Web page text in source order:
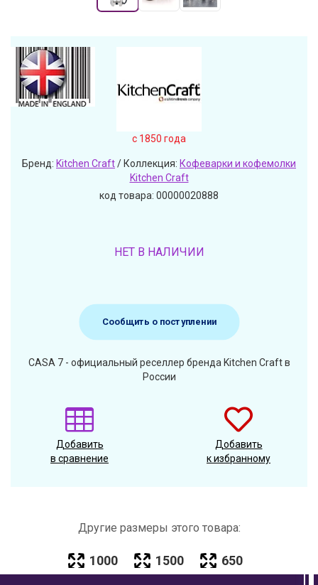
c 1850 года
Бренд: Kitchen Craft/ Коллекция: Кофеварки и кофемолки
Kitchen Craft
код товара: 00000020888
НЕТ В НАЛИЧИИ
Сообщить о поступлении
CASA 7 - официальный реселлер бренда Kitchen Craft в
России
Добавить
в сравнение
Добавить
к избранному
Другие размеры этого товара:
1000 1500 650